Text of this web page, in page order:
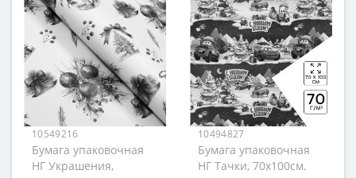
10549216
Бумага упаковочная
НГ Украшения,
10494827
Бумага упаковочная
НГ Тачки, 70х100см.